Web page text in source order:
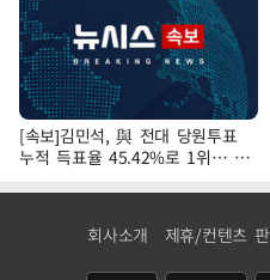
[속보]김민석, 與 전대 당원투표
누적 득표율 45.42%로 1위… 정
청래 44.56%
회사소개 제휴/컨텐츠